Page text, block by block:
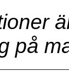
på